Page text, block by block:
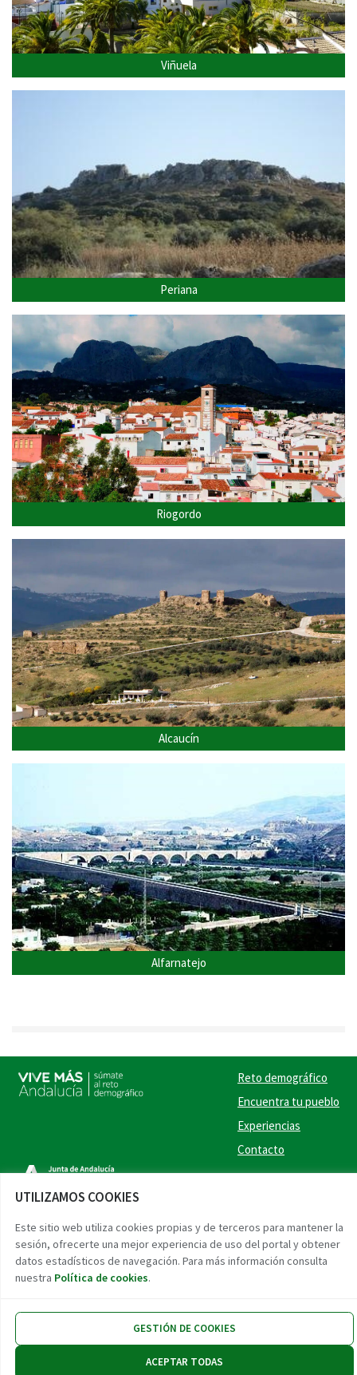
UTILIZAMOS COOKIES
Este sitio web utiliza cookies propias y de terceros para mantener la
sesión, ofrecerte una mejor experiencia de uso del portal y obtener
datos estadísticos de navegación. Para más información consulta
nuestra Política de cookies.
GESTIÓN DE COOKIES
ACEPTAR TODAS
Viñuela
Periana
Riogordo
Alcaucín
Alfarnatejo
Reto demográfico
Encuentra tu pueblo
Experiencias
Contacto
Accesibilidad Aviso legal Protección de datos